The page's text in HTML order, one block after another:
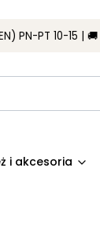
PN-PT 10-15 | 🚚
i akcesoria